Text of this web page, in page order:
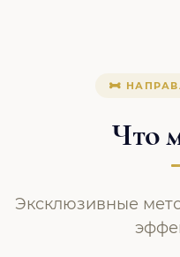
Что
Эксклюзивные